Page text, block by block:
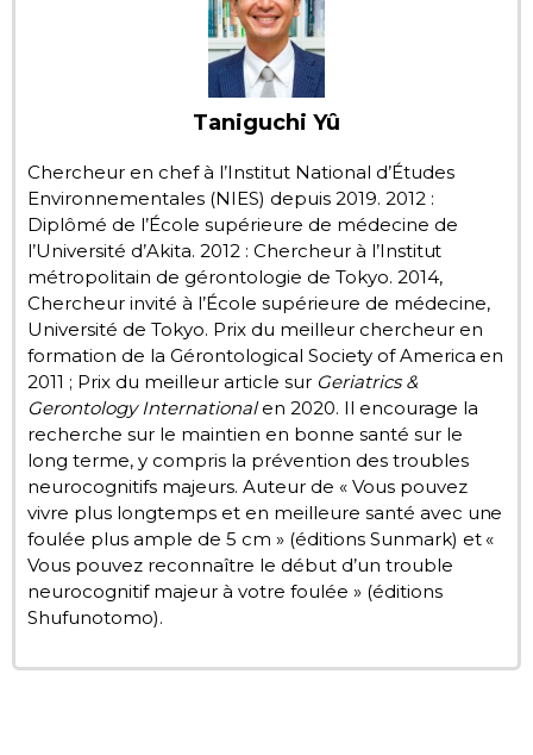
Taniguchi Yû
Chercheur en chef à l’Institut National d’Études
Environnementales (NIES) depuis 2019. 2012 :
Diplômé de l’École supérieure de médecine de
l’Université d’Akita. 2012 : Chercheur à l’Institut
métropolitain de gérontologie de Tokyo. 2014,
Chercheur invité à l’École supérieure de médecine,
Université de Tokyo. Prix du meilleur chercheur en
formation de la Gérontological Society of America en
2011 ; Prix du meilleur article sur Geriatrics &
Gerontology Internationalen 2020. Il encourage la
recherche sur le maintien en bonne santé sur le
long terme, y compris la prévention des troubles
neurocognitifs majeurs. Auteur de « Vous pouvez
vivre plus longtemps et en meilleure santé avec une
foulée plus ample de 5 cm » (éditions Sunmark) et «
Vous pouvez reconnaître le début d’un trouble
neurocognitif majeur à votre foulée » (éditions
Shufunotomo).